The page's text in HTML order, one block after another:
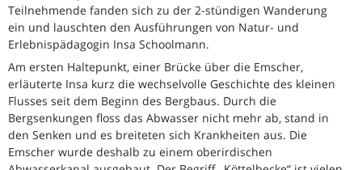
Teilnehmende fanden sich zu der 2-stündigen Wanderung
ein und lauschten den Ausführungen von Natur- und
Erlebnispädagogin Insa Schoolmann.
Am ersten Haltepunkt, einer Brücke über die Emscher,
erläuterte Insa kurz die wechselvolle Geschichte des kleinen
Flusses seit dem Beginn des Bergbaus. Durch die
Bergsenkungen floss das Abwasser nicht mehr ab, stand in
den Senken und es breiteten sich Krankheiten aus. Die
Emscher wurde deshalb zu einem oberirdischen